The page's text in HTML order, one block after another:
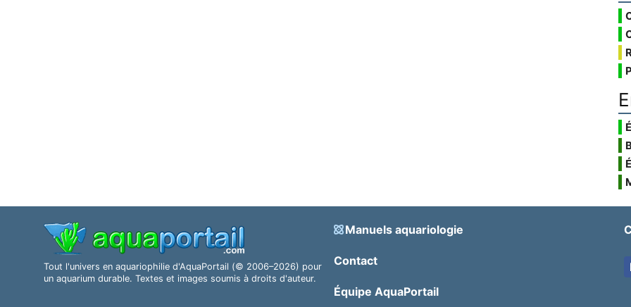
Tout l'univers en aquariophilie d'AquaPortail (© 2006–2026) pour
un aquarium durable. Textes et images soumis à droits d'auteur.
Manuels aquariologie
Contact
Équipe AquaPortail